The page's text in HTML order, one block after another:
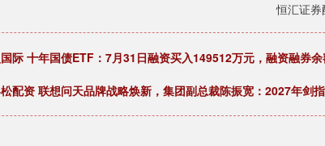
恒汇证券
际 十年国债ETF：7月31日融资买入149512万元，融资融券
配资 联想问天品牌战略焕新，集团副总裁陈振宽：2027年剑